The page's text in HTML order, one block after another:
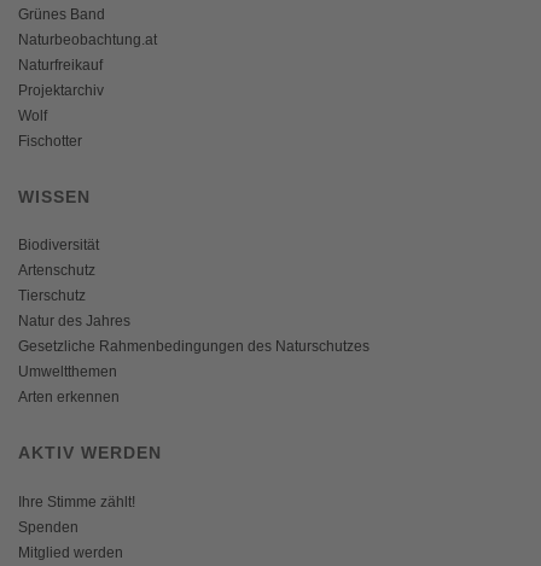
Grünes Band
Naturbeobachtung.at
Naturfreikauf
Projektarchiv
Wolf
Fischotter
WISSEN
Biodiversität
Artenschutz
Tierschutz
Natur des Jahres
Gesetzliche Rahmenbedingungen des Naturschutzes
Umweltthemen
Arten erkennen
AKTIV WERDEN
Ihre Stimme zählt!
Spenden
Mitglied werden